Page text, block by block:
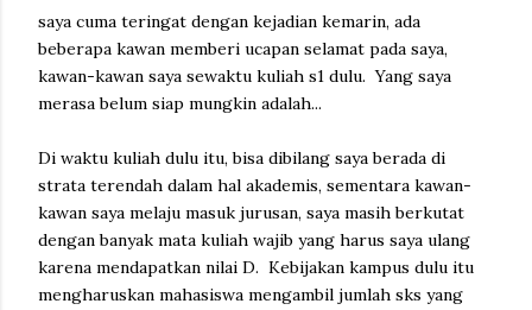
saya cuma teringat dengan kejadian kemarin, ada
beberapa kawan memberi ucapan selamat pada saya,
kawan-kawan saya sewaktu kuliah s1 dulu. Yang saya
merasa belum siap mungkin adalah...
Di waktu kuliah dulu itu, bisa dibilang saya berada di
strata terendah dalam hal akademis, sementara kawan-
kawan saya melaju masuk jurusan, saya masih berkutat
dengan banyak mata kuliah wajib yang harus saya ulang
karena mendapatkan nilai D. Kebijakan kampus dulu itu
mengharuskan mahasiswa mengambil jumlah sks yang